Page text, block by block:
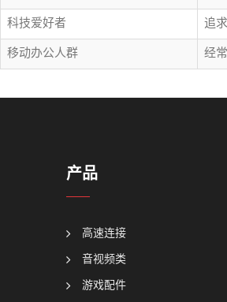
科技爱好者
追
移动办公人群
经
产品
高速连接
音视频类
游戏配件